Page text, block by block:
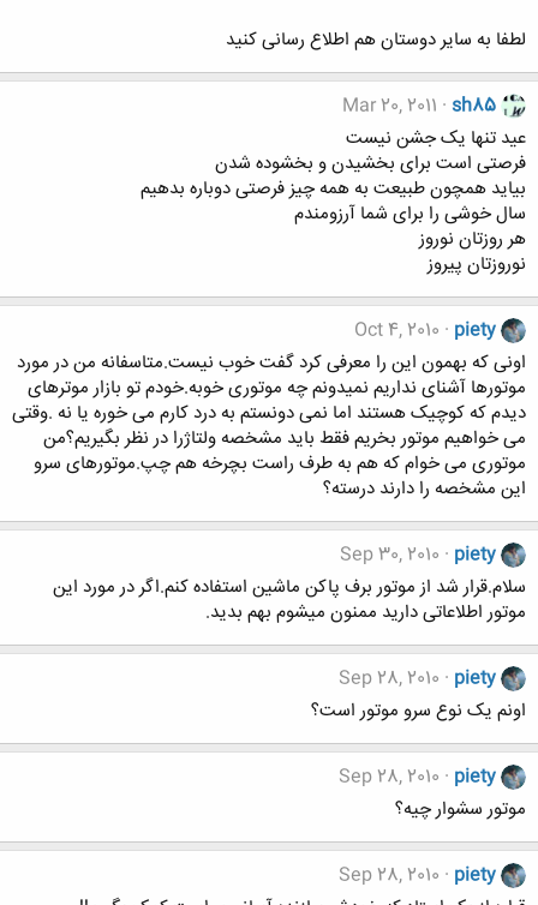
لطفا به سایر دوستان هم اطلاع رسانی کنید
sh85
Mar 20, 2011
عید تنها یک جشن نیست
فرصتی است برای بخشیدن و بخشوده شدن
بیاید همچون طبیعت به همه چیز فرصتی دوباره بدهیم
سال خوشی را برای شما آرزومندم
هر روزتان نوروز
نوروزتان پیروز
piety
Oct 4, 2010
اونی که بهمون این را معرفی کرد گفت خوب نیست.متاسفانه من در مورد
موتورها آشنای نداریم نمیدونم چه موتوری خوبه.خودم تو بازار موترهای
دیدم که کوچیک هستند اما نمی دونستم به درد کارم می خوره یا نه .وقتی
می خواهیم موتور بخریم فقط باید مشخصه ولتاژرا در نظر بگیریم؟من
موتوری می خوام که هم به طرف راست بچرخه هم چپ.موتورهای سرو
این مشخصه را دارند درسته؟
piety
Sep 30, 2010
سلام.قرار شد از موتور برف پاکن ماشین استفاده کنم.اگر در مورد این
موتور اطلاعاتی دارید ممنون میشوم بهم بدید.
piety
Sep 28, 2010
اونم یک نوع سرو موتور است؟
piety
Sep 28, 2010
موتور سشوار چیه؟
piety
Sep 28, 2010